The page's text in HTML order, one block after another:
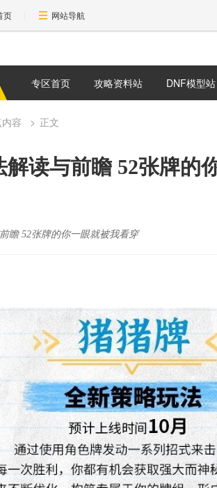
页 网站导航
专区首页 攻略资料站 DNF模型站
容 正文
解读与前瞻 52张牌的
瞻 52张牌的你一眼就被我看穿